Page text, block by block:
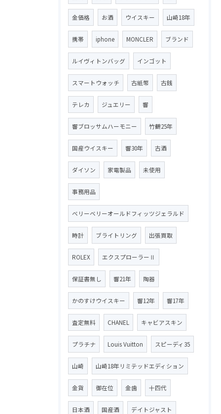
金価格 お酒 ウイスキー 山崎18年
携帯 iphone MONCLER ブランド
ルイヴィトンバッグ インゴット
スマートウォッチ 古紙幣 古銭
テレカ ジュエリー 響
響ブロッサムハーモニー 竹鶴25年
国産ウイスキー 響30年 古酒
ダイソン 家電製品 未使用
事務用品
ベリーベリーオールドフィッツジェラルド
時計 ブライトリング 出張買取
ROLEX エクスプローラーⅡ
保証書無し 響21年 陶器
かのすけウイスキー 響12年 響17年
査定無料 CHANEL キャビアスキン
プラチナ Louis Vuitton スピーディ35
山崎 山崎18年リミテッドエディション
金貨 御在位 金歯 十四代
日本酒 国産酒 デイトジャスト